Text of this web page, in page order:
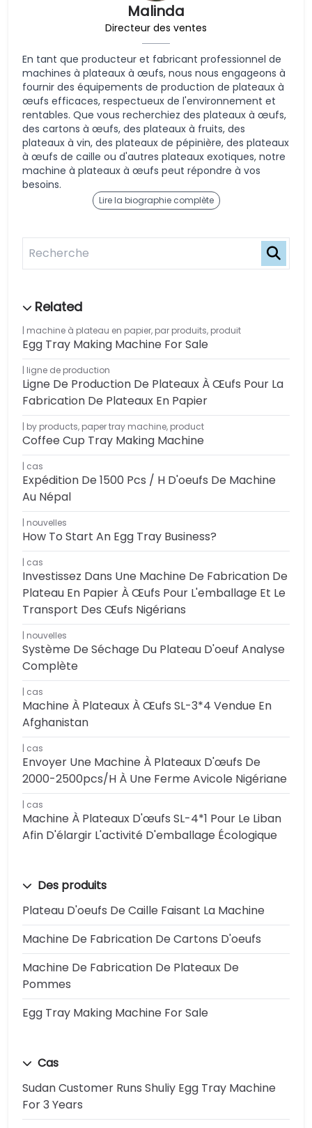
Malinda
Directeur des ventes
En tant que producteur et fabricant professionnel de
machines à plateaux à œufs, nous nous engageons à
fournir des équipements de production de plateaux à
œufs efficaces, respectueux de l'environnement et
rentables. Que vous recherchiez des plateaux à œufs,
des cartons à œufs, des plateaux à fruits, des
plateaux à vin, des plateaux de pépinière, des plateaux
à œufs de caille ou d'autres plateaux exotiques, notre
machine à plateaux à œufs peut répondre à vos
besoins.
Lire la biographie complète
machine à plateau en papier, par produits, produit
Egg Tray Making Machine For Sale
ligne de production
Ligne De Production De Plateaux À Œufs Pour La
Fabrication De Plateaux En Papier
by products, paper tray machine, product
Coffee Cup Tray Making Machine
cas
Expédition De 1500 Pcs / H D'oeufs De Machine
Au Népal
nouvelles
How To Start An Egg Tray Business?
cas
Investissez Dans Une Machine De Fabrication De
Plateau En Papier À Œufs Pour L'emballage Et Le
Transport Des Œufs Nigérians
nouvelles
Système De Séchage Du Plateau D'oeuf Analyse
Complète
cas
Machine À Plateaux À Œufs SL-3*4 Vendue En
Afghanistan
cas
Envoyer Une Machine À Plateaux D'œufs De
2000-2500pcs/h À Une Ferme Avicole Nigériane
cas
Machine À Plateaux D'œufs SL-4*1 Pour Le Liban
Afin D'élargir L'activité D'emballage Écologique
Des produits
Plateau D'oeufs De Caille Faisant La Machine
Machine De Fabrication De Cartons D'oeufs
Machine De Fabrication De Plateaux De
Pommes
Egg Tray Making Machine For Sale
Cas
Sudan Customer Runs Shuliy Egg Tray Machine
For 3 Years